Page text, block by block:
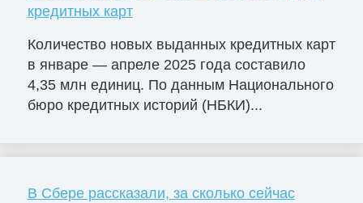
кредитных карт
Количество новых выданных кредитных карт
в январе — апреле 2025 года составило
4,35 млн единиц. По данным Национального
бюро кредитных историй (НБКИ)...
В Сбере рассказали, за сколько сейчас